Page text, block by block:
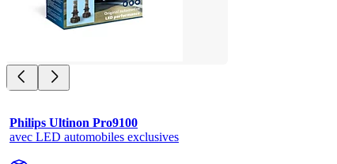
Philips Ultinon Pro9100
avec LED automobiles exclusives